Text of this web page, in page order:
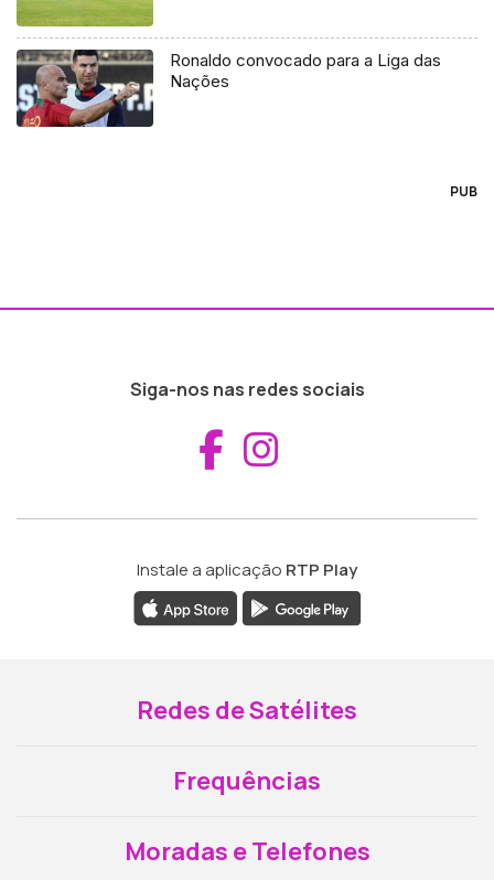
Ronaldo convocado para a Liga das
Nações
PUB
Siga-nos nas redes sociais
Aceder ao
Instale a aplicação RTP Play
Redes de Satélites
Frequências
Moradas e Telefones